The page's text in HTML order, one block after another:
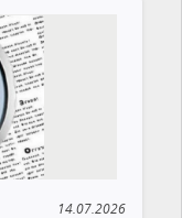
14.07.2026